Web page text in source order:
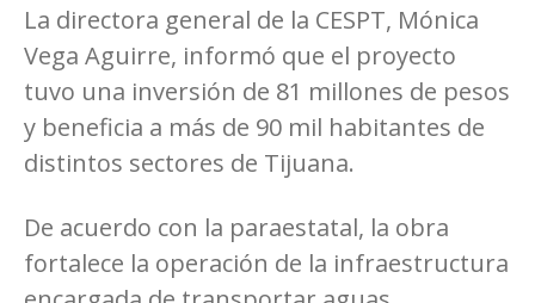
La directora general de la CESPT, Mónica
Vega Aguirre, informó que el proyecto
tuvo una inversión de 81 millones de pesos
y beneficia a más de 90 mil habitantes de
distintos sectores de Tijuana.
De acuerdo con la paraestatal, la obra
fortalece la operación de la infraestructura